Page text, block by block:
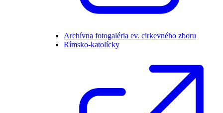
Archívna fotogaléria ev. cirkevného zboru
Rímsko-katolícky